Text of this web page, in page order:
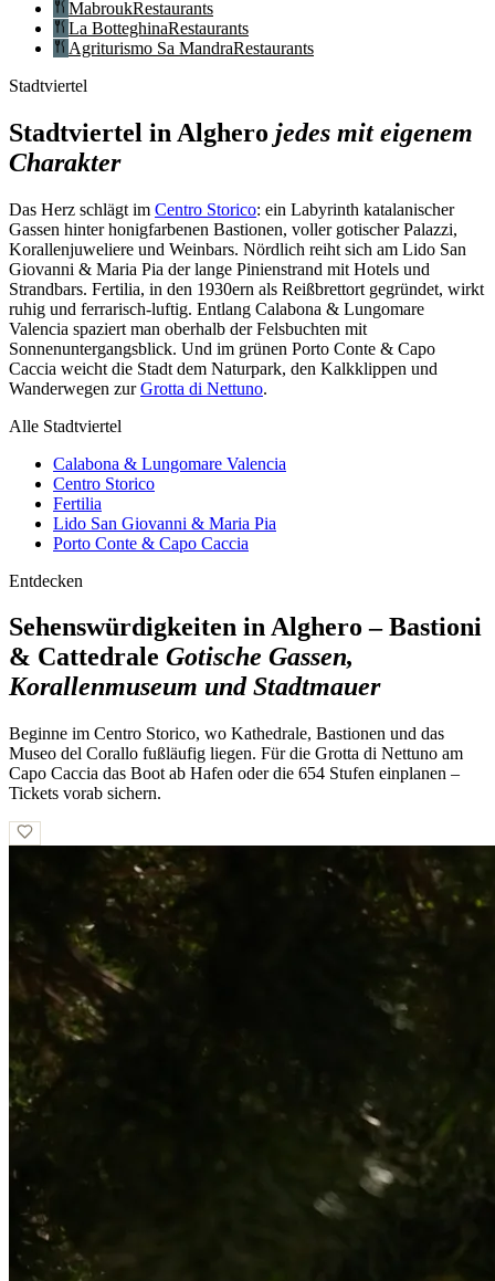
MabroukRestaurants
La BotteghinaRestaurants
Agriturismo Sa MandraRestaurants
Stadtviertel
Stadtviertel in Alghero jedes mit eigenem
Charakter
Das Herz schlägt im Centro Storico: ein Labyrinth katalanischer
Gassen hinter honigfarbenen Bastionen, voller gotischer Palazzi,
Korallenjuweliere und Weinbars. Nördlich reiht sich am Lido San
Giovanni & Maria Pia der lange Pinienstrand mit Hotels und
Strandbars. Fertilia, in den 1930ern als Reißbrettort gegründet, wirkt
ruhig und ferrarisch-luftig. Entlang Calabona & Lungomare
Valencia spaziert man oberhalb der Felsbuchten mit
Sonnenuntergangsblick. Und im grünen Porto Conte & Capo
Caccia weicht die Stadt dem Naturpark, den Kalkklippen und
Wanderwegen zurGrotta di Nettuno.
Alle Stadtviertel
Calabona & Lungomare Valencia
Centro Storico
Fertilia
Lido San Giovanni & Maria Pia
Porto Conte & Capo Caccia
Entdecken
Sehenswürdigkeiten in Alghero – Bastioni
& Cattedrale Gotische Gassen,
Korallenmuseum und Stadtmauer
Beginne im Centro Storico, wo Kathedrale, Bastionen und das
Museo del Corallo fußläufig liegen. Für die Grotta di Nettuno am
Capo Caccia das Boot ab Hafen oder die 654 Stufen einplanen –
Tickets vorab sichern.